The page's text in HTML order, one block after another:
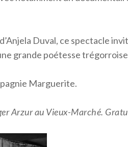
Duval, ce spectacle
grande poétesse
Marguerite.
Arzur au Vieux-Marché.